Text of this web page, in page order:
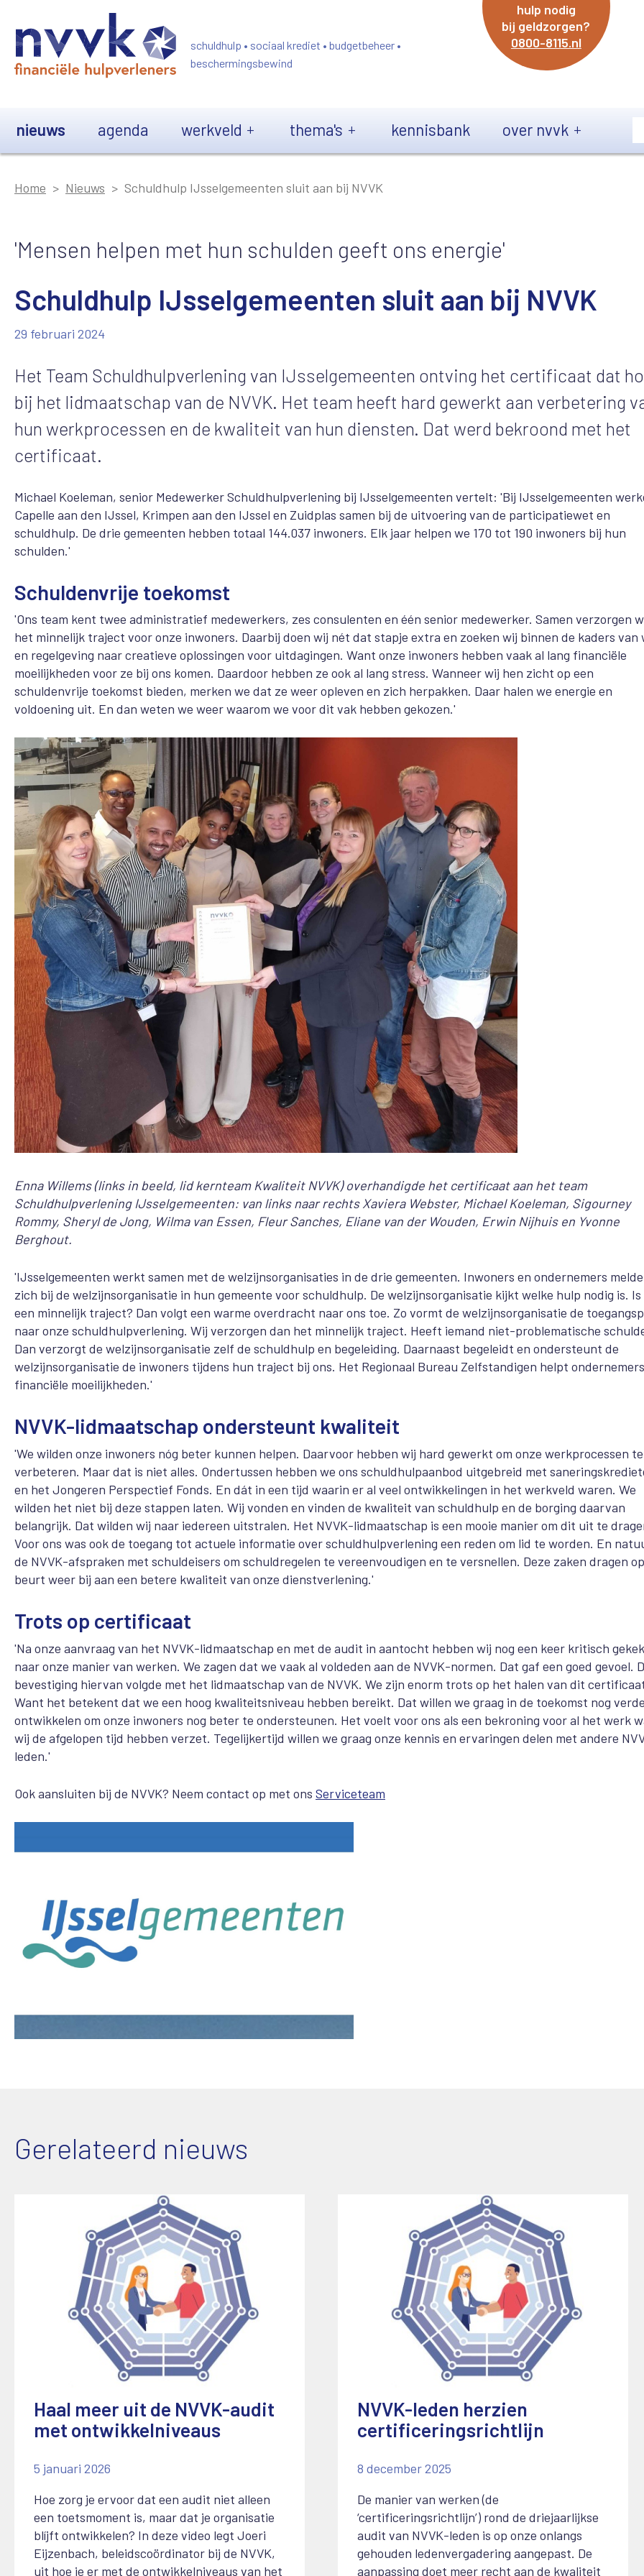
schuldhulp • sociaal krediet • budgetbeheer •
beschermingsbewind
hulp nodig
bij geldzorgen?
0800-8115.nl
nieuws agenda werkveld thema's kennisbank over nvvk
Home Nieuws Schuldhulp IJsselgemeenten sluit aan bij NVVK
'Mensen helpen met hun schulden geeft ons energie'
Schuldhulp IJsselgemeenten sluit aan bij NVVK
29 februari 2024
Het Team Schuldhulpverlening van IJsselgemeenten ontving het certificaat dat
bij het lidmaatschap van de NVVK. Het team heeft hard gewerkt aan verbetering
hun werkprocessen en de kwaliteit van hun diensten. Dat werd bekroond met het
certificaat.
Michael Koeleman, senior Medewerker Schuldhulpverlening bij IJsselgemeenten vertelt: 'Bij IJsselgemeenten
Capelle aan den IJssel, Krimpen aan den IJssel en Zuidplas samen bij de uitvoering van de participatiewet en
schuldhulp. De drie gemeenten hebben totaal 144.037 inwoners. Elk jaar helpen we 170 tot 190 inwoners bij hun
schulden.'
Schuldenvrije toekomst
'Ons team kent twee administratief medewerkers, zes consulenten en één senior medewerker. Samen verzorgen
het minnelijk traject voor onze inwoners. Daarbij doen wij nét dat stapje extra en zoeken wij binnen de kaders van
en regelgeving naar creatieve oplossingen voor uitdagingen. Want onze inwoners hebben vaak al lang financiële
moeilijkheden voor ze bij ons komen. Daardoor hebben ze ook al lang stress. Wanneer wij hen zicht op een
schuldenvrije toekomst bieden, merken we dat ze weer opleven en zich herpakken. Daar halen we energie en
voldoening uit. En dan weten we weer waarom we voor dit vak hebben gekozen.'
Enna Willems (links in beeld, lid kernteam Kwaliteit NVVK) overhandigde het certificaat aan het team
Schuldhulpverlening IJsselgemeenten: van links naar rechts Xaviera Webster, Michael Koeleman, Sigourney
Rommy, Sheryl de Jong, Wilma van Essen, Fleur Sanches, Eliane van der Wouden, Erwin Nijhuis en Yvonne
Berghout.
'IJsselgemeenten werkt samen met de welzijnsorganisaties in de drie gemeenten. Inwoners en ondernemers
zich bij de welzijnsorganisatie in hun gemeente voor schuldhulp. De welzijnsorganisatie kijkt welke hulp nodig is.
een minnelijk traject? Dan volgt een warme overdracht naar ons toe. Zo vormt de welzijnsorganisatie de
naar onze schuldhulpverlening. Wij verzorgen dan het minnelijk traject. Heeft iemand niet-problematische
Dan verzorgt de welzijnsorganisatie zelf de schuldhulp en begeleiding. Daarnaast begeleidt en ondersteunt de
welzijnsorganisatie de inwoners tijdens hun traject bij ons. Het Regionaal Bureau Zelfstandigen helpt
financiële moeilijkheden.'
NVVK-lidmaatschap ondersteunt kwaliteit
'We wilden onze inwoners nóg beter kunnen helpen. Daarvoor hebben wij hard gewerkt om onze werkprocessen te
verbeteren. Maar dat is niet alles. Ondertussen hebben we ons schuldhulpaanbod uitgebreid met
en het Jongeren Perspectief Fonds. En dát in een tijd waarin er al veel ontwikkelingen in het werkveld waren. We
wilden het niet bij deze stappen laten. Wij vonden en vinden de kwaliteit van schuldhulp en de borging daarvan
belangrijk. Dat wilden wij naar iedereen uitstralen. Het NVVK-lidmaatschap is een mooie manier om dit uit te
Voor ons was ook de toegang tot actuele informatie over schuldhulpverlening een reden om lid te worden. En
de NVVK-afspraken met schuldeisers om schuldregelen te vereenvoudigen en te versnellen. Deze zaken dragen
beurt weer bij aan een betere kwaliteit van onze dienstverlening.'
Trots op certificaat
'Na onze aanvraag van het NVVK-lidmaatschap en met de audit in aantocht hebben wij nog een keer kritisch
naar onze manier van werken. We zagen dat we vaak al voldeden aan de NVVK-normen. Dat gaf een goed gevoel.
bevestiging hiervan volgde met het lidmaatschap van de NVVK. We zijn enorm trots op het halen van dit
Want het betekent dat we een hoog kwaliteitsniveau hebben bereikt. Dat willen we graag in de toekomst nog
ontwikkelen om onze inwoners nog beter te ondersteunen. Het voelt voor ons als een bekroning voor al het werk
wij de afgelopen tijd hebben verzet. Tegelijkertijd willen we graag onze kennis en ervaringen delen met andere
leden.'
Ook aansluiten bij de NVVK? Neem contact op met ons Serviceteam
Gerelateerd nieuws
Haal meer uit de NVVK-audit
met ontwikkelniveaus
5 januari 2026
Hoe zorg je ervoor dat een audit niet alleen
een toetsmoment is, maar dat je organisatie
blíjft ontwikkelen? In deze video legt Joeri
Eijzenbach, beleidscoördinator bij de NVVK,
uit hoe je er met de ontwikkelniveaus van het
NVVK-leden herzien
certificeringsrichtlijn
8 december 2025
De manier van werken (de
‘certificeringsrichtlijn’) rond de driejaarlijkse
audit van NVVK-leden is op onze onlangs
gehouden ledenvergadering aangepast. De
aanpassing doet meer recht aan de kwaliteit